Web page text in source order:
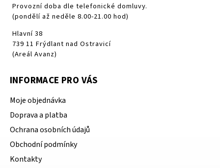
Provozní doba dle telefonické domluvy.
(pondělí až neděle 8.00-21.00 hod)
Hlavní 38
739 11 Frýdlant nad Ostravicí
(Areál Avanz)
INFORMACE PRO VÁS
Moje objednávka
Doprava a platba
Ochrana osobních údajů
Obchodní podmínky
Kontakty